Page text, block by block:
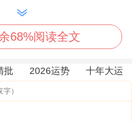
亥月癸未日
、开市、纳财、修造庙宇
狼星值日（利人际与
68%阅读全文
批 2026运势 十年大运